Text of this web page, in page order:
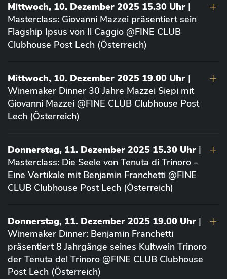
Mittwoch, 10. Dezember 2025 15.30 Uhr |
Masterclass: Giovanni Mazzei präsentiert sein
Flagship Ipsus von Il Caggio @FINE CLUB
Clubhouse Post Lech (Österreich)
Mittwoch, 10. Dezember 2025 19.00 Uhr |
Winemaker Dinner 30 Jahre Mazzei Siepi mit
Giovanni Mazzei @FINE CLUB Clubhouse Post
Lech (Österreich)
Donnerstag, 11. Dezember 2025 15.30 Uhr |
Masterclass: Die Seele von Tenuta di Trinoro –
Eine Vertikale mit Benjamin Franchetti @FINE
CLUB Clubhouse Post Lech (Österreich)
Donnerstag, 11. Dezember 2025 19.00 Uhr |
Winemaker Dinner: Benjamin Franchetti
präsentiert 8 Jahrgänge seines Kultwein Trinoro
der Tenuta del Trinoro @FINE CLUB Clubhouse
Post Lech (Österreich)